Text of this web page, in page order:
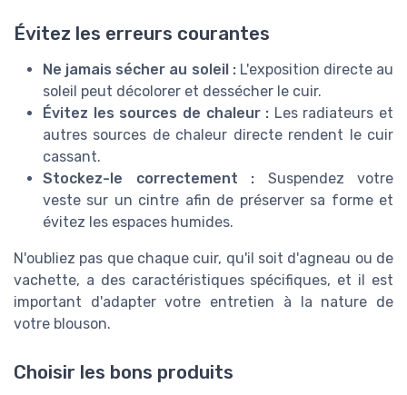
Évitez les erreurs courantes
Ne jamais sécher au soleil :L'exposition directe au
soleil peut décolorer et dessécher le cuir.
Évitez les sources de chaleur : Les radiateurs et
autres sources de chaleur directe rendent le cuir
cassant.
Stockez-le correctement : Suspendez votre
veste sur un cintre afin de préserver sa forme et
évitez les espaces humides.
N'oubliez pas que chaque cuir, qu'il soit d'agneau ou de
vachette, a des caractéristiques spécifiques, et il est
important d'adapter votre entretien à la nature de
votre blouson.
Choisir les bons produits